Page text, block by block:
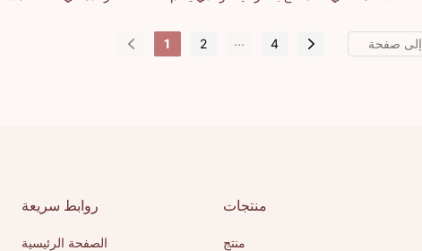
شفاه دقيق، جميعها متناسقة تمامًا. بصفتنا شركة
رائدة في تصنيع مستحضرات التجميل، نوفر فرصًا
1 2 ... 4
روابط سريعة
الصفحة الرئيسية
منتجات
منتج